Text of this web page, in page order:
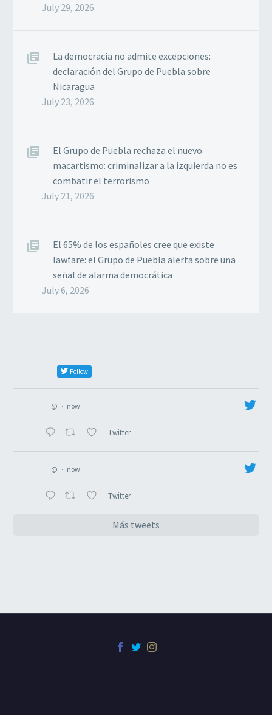
July 29, 2026
La democracia no admite excepciones:
declaración del Grupo de Puebla sobre
Nicaragua
July 23, 2026
El Grupo de Puebla rechaza el nuevo
macartismo: criminalizar a la izquierda no es
combatir el terrorismo
July 21, 2026
El 65% de los españoles cree que existe
lawfare: el Grupo de Puebla alerta sobre una
señal de alarma democrática
July 6, 2026
Follow
@ · now
Twitter
@ · now
Twitter
Más tweets